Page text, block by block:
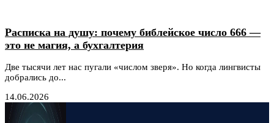
Расписка на душу: почему библейское число 666 —
это не магия, а бухгалтерия
Две тысячи лет нас пугали «числом зверя». Но когда лингвисты
добрались до...
14.06.2026